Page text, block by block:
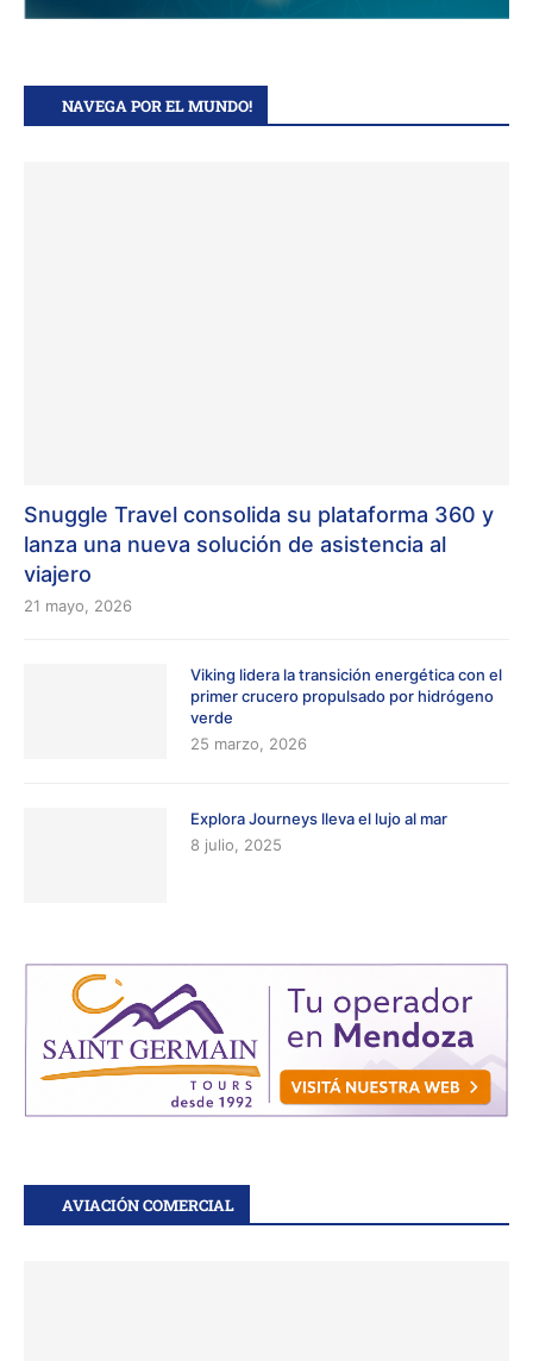
NAVEGA POR EL MUNDO!
Snuggle Travel consolida su plataforma 360 y
lanza una nueva solución de asistencia al
viajero
21 mayo, 2026
Viking lidera la transición energética con el
primer crucero propulsado por hidrógeno
verde
25 marzo, 2026
Explora Journeys lleva el lujo al mar
8 julio, 2025
AVIACIÓN COMERCIAL